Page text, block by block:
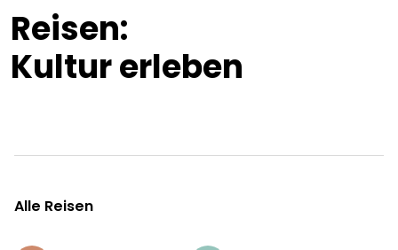
Reisen:
Kultur erleben
Alle Reisen